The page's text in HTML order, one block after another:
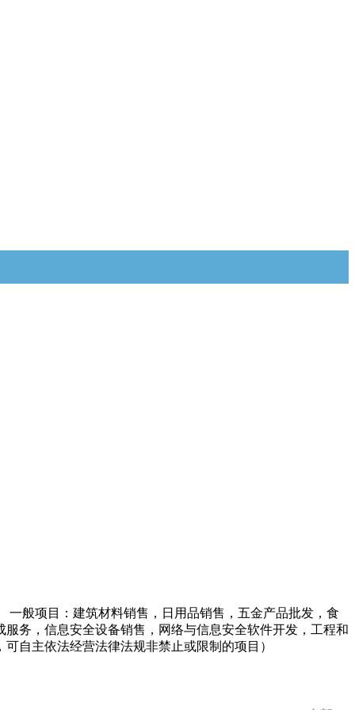
般项目：建筑材料销售，日用品销售，五金产品批发，食
务，信息安全设备销售，网络与信息安全软件开发，工程和
自主依法经营法律法规非禁止或限制的项目）